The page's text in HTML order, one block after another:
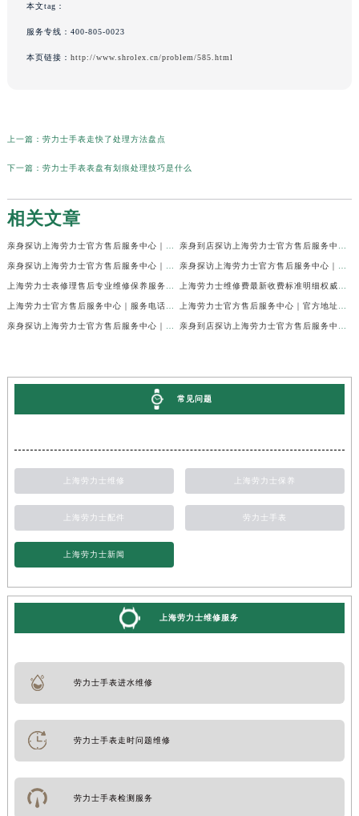
本文tag：
服务专线： 400-805-0023
本页链接： http://www.shrolex.cn/problem/585.html
上一篇： 劳力士手表走快了处理方法盘点
下一篇： 劳力士手表表盘有划痕处理技巧是什么
相关文章
常见问题
上海劳力士维修 上海劳力士保养
上海劳力士配件 劳力士手表
上海劳力士新闻
上海劳力士维修服务
劳力士手表进水维修
劳力士手表走时问题维修
劳力士手表检测服务